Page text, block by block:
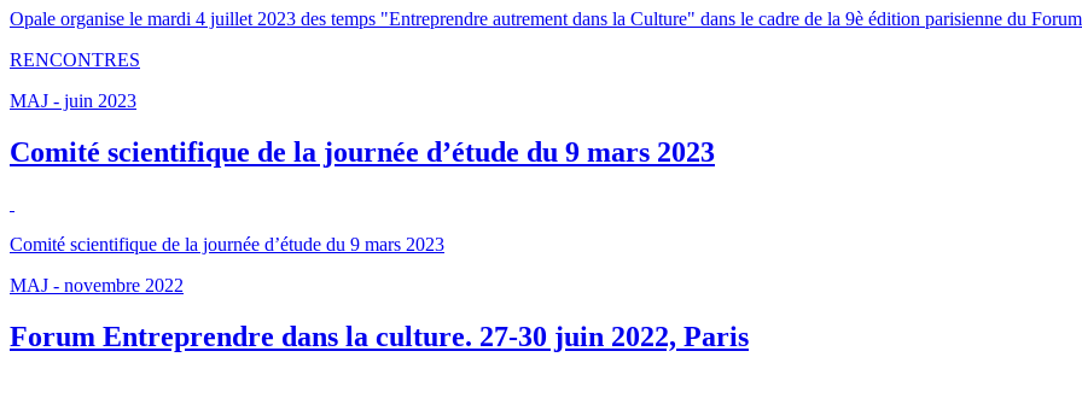
Opale organise le mardi 4 juillet 2023 des temps "Entreprendre autrement dans la Culture" dans le cadre de la 9è édition parisienne du
RENCONTRES
MAJ - juin 2023
Comité scientifique de la journée d’étude du 9 mars 2023
Comité scientifique de la journée d’étude du 9 mars 2023
MAJ - novembre 2022
Forum Entreprendre dans la culture. 27-30 juin 2022, Paris